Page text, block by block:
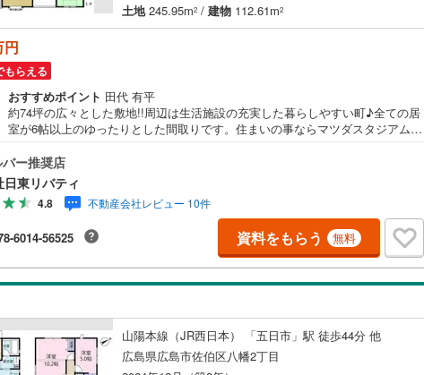
土地245.95m2 / 建物 112.61m2
円
もらえる
おすすめポイント 田代 有平
約74坪の広々とした敷地!!周辺は生活施設の充実した暮らしやすい町♪全ての居
室が6帖以上のゆったりとした間取りです。住まいの事ならマツダスタジアム近
す。広島市内はもちろん廿日市から呉・東広島まで6000物件の豊富な情報量!!
「実際に自分自身が住む家を見て納得して買いたい」広告では分かり難い物件
の長所や短所を現地でご確認できます。お気軽にお問い合わせ下さい。TV電話
やLINE等でオンライン案内も可能です。お気軽にお申し付け下さい。「住まい
を通じた出逢いを大切に」をモットーに、創業以来多くのお客様に信頼と信用
を頂き、広島県下でも有数の不動産グループへ成長することができました。
「人と人、心と心」これからもこの精神を大切に、お客様へのサポートをさせ
て頂きます。株式会社日東リバティ〒732-0818広島市南区段原日出2丁目2-22-2
F
バー推奨店
東リバティ
4.8 不動産会社レビュー 10件
6014-56525 資料をもらう 無料
山陽本線（JR西日本） 「五日市」駅 徒歩44分 他
広島県広島市佐伯区八幡2丁目
りの駅が始発駅
き、建ち方、日当たり
6m以上（0 ） 角地（0）
ングダイニング15畳以上
型キッチン（0） 対面キッチン（1）